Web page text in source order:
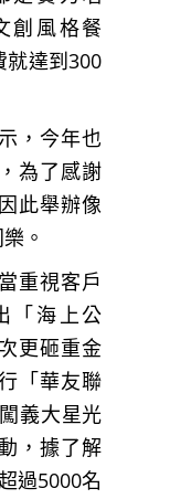
創風格餐
就達到300
，今年也
為了感謝
此舉辦像
。
重視客戶
「海上公
更砸重金
「華友聯
義大星光
，據了解
過5000名